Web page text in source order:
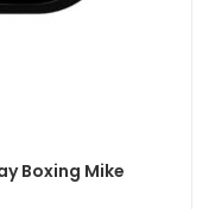
Boxing Mike